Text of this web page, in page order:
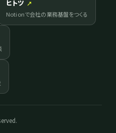
ヒトツ ↗
Notionで会社の業務基盤をつくる